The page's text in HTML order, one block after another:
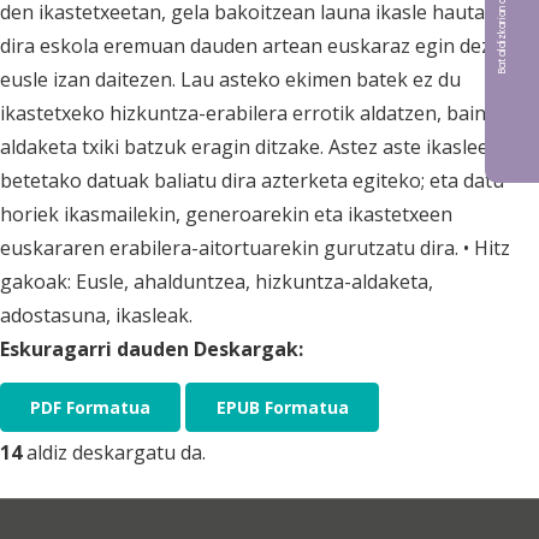
den ikastetxeetan, gela bakoitzean launa ikasle hautatu
dira eskola eremuan dauden artean euskaraz egin dezaten,
eusle izan daitezen. Lau asteko ekimen batek ez du
ikastetxeko hizkuntza-erabilera errotik aldatzen, baina
aldaketa txiki batzuk eragin ditzake. Astez aste ikasleek
betetako datuak baliatu dira azterketa egiteko; eta datu
horiek ikasmailekin, generoarekin eta ikastetxeen
euskararen erabilera-aitortuarekin gurutzatu dira. • Hitz
gakoak: Eusle, ahalduntzea, hizkuntza-aldaketa,
adostasuna, ikasleak.
Eskuragarri dauden Deskargak:
PDF Formatua EPUB Formatua
14aldiz deskargatu da.